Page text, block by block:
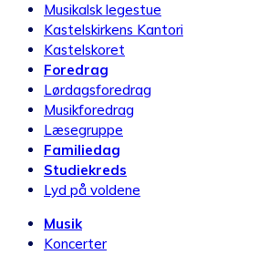
Musikalsk legestue
Kastelskirkens Kantori
Kastelskoret
Foredrag
Lørdagsforedrag
Musikforedrag
Læsegruppe
Familiedag
Studiekreds
Lyd på voldene
Musik
Koncerter